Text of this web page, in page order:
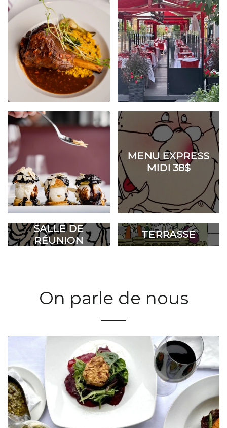
MENU EXPRESS
MIDI 38$
SALLE DE
RÉUNION
TERRASSE
On parle de nous